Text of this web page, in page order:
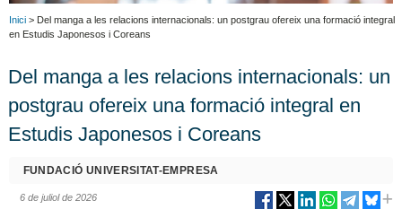
Inici > Del manga a les relacions internacionals: un postgrau ofereix una formació integral
en Estudis Japonesos i Coreans
Del manga a les relacions internacionals: un
postgrau ofereix una formació integral en
Estudis Japonesos i Coreans
FUNDACIÓ UNIVERSITAT-EMPRESA
6 de juliol de 2026